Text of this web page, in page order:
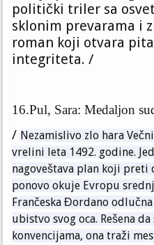
politički triler sa
sklonim prevarama i
roman koji otvara
integriteta. /
16.Pul, Sara: Medaljon
/ Nezamislivo zlo hara
vrelini leta 1492. godine.
nagoveštava plan koji preti
ponovo okuje Evropu
FrančeskaĐordano odluč
ubistvo svog oca. Rešena
konvencijama, ona traži